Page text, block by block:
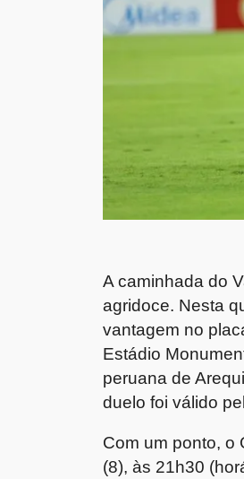
A caminhada do
agridoce. Nesta
vantagem no
Estádio
peruana de
duelo foi válido
Com um ponto, o
(8), às 21h30